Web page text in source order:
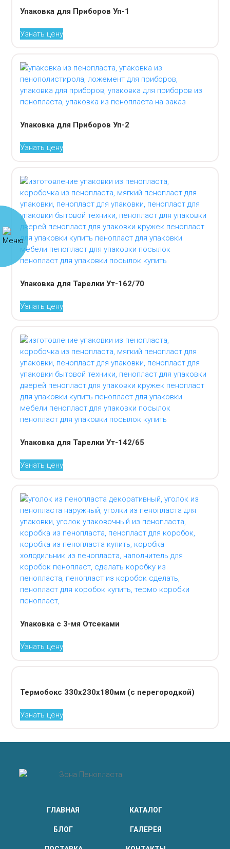
Упаковка для Приборов Уп-1
Узнать цену
Упаковка для Приборов Уп-2
Узнать цену
Упаковка для Тарелки Ут-162/70
Узнать цену
Упаковка для Тарелки Ут-142/65
Узнать цену
Упаковка с 3-мя Отсеками
Узнать цену
Термобокс 330х230х180мм (с перегородкой)
Узнать цену
ГЛАВНАЯ КАТАЛОГ
БЛОГ ГАЛЕРЕЯ